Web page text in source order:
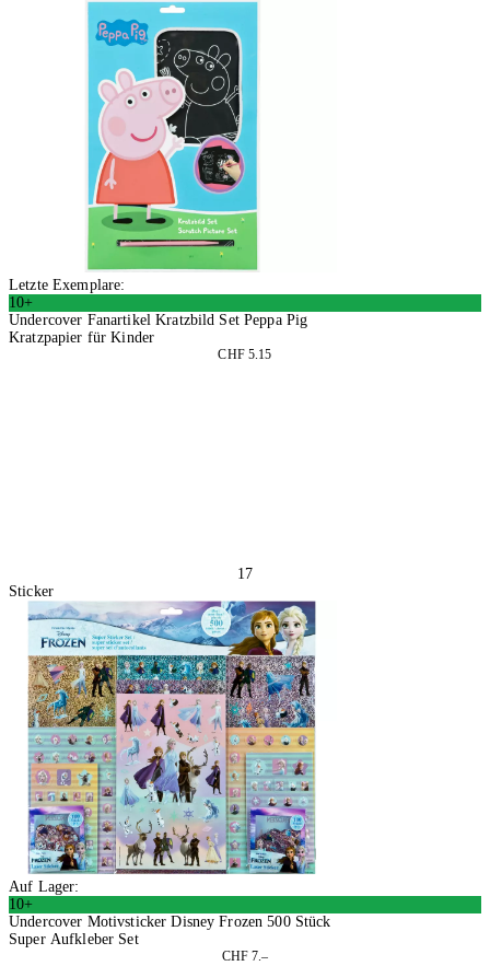
Letzte Exemplare:
10+
Undercover Fanartikel Kratzbild Set Peppa Pig
Kratzpapier für Kinder
CHF 5.15
17
Sticker
Auf Lager:
10+
Undercover Motivsticker Disney Frozen 500 Stück
Super Aufkleber Set
CHF 7.–